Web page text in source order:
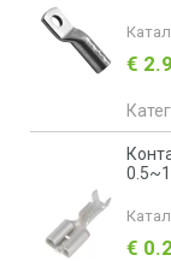
€
€